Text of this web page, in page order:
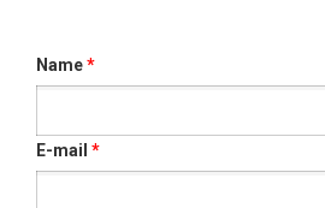
Name*
E-mail *